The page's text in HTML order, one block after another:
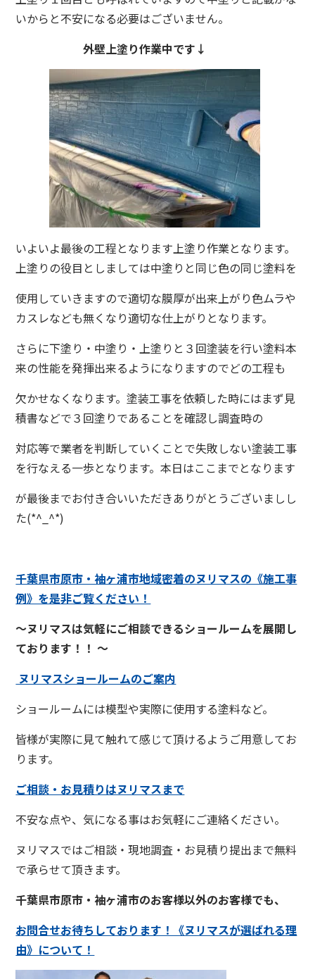
いからと不安になる必要はございません。
外壁上塗り作業中です↓
いよいよ最後の工程となります上塗り作業となります。
上塗りの役目としましては中塗りと同じ色の同じ塗料を
使用していきますので適切な膜厚が出来上がり色ムラや
カスレなども無くなり適切な仕上がりとなります。
さらに下塗り・中塗り・上塗りと３回塗装を行い塗料本
来の性能を発揮出来るようになりますのでどの工程も
欠かせなくなります。塗装工事を依頼した時にはまず見
積書などで３回塗りであることを確認し調査時の
対応等で業者を判断していくことで失敗しない塗装工事
を行なえる一歩となります。本日はここまでとなります
が最後までお付き合いいただきありがとうございましし
た(*^_^*)
千葉県市原市・袖ヶ浦市地域密着のヌリマスの《施工事
例》を是非ご覧ください！
～ヌリマスは気軽にご相談できるショールームを展開し
ております！！ ～
ヌリマスショールームのご案内
ショールームには模型や実際に使用する塗料など。
皆様が実際に見て触れて感じて頂けるようご用意してお
ります。
ご相談・お見積りはヌリマスまで
不安な点や、気になる事はお気軽にご連絡ください。
ヌリマスではご相談・現地調査・お見積り提出まで無料
で承らせて頂きます。
千葉県市原市・袖ヶ浦市のお客様以外のお客様でも、
お問合せお待ちしております！《ヌリマスが選ばれる理
由》について！